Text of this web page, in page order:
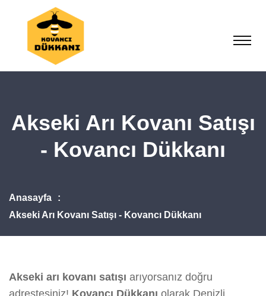
Akseki Arı Kovanı Satışı
- Kovancı Dükkanı
Anasayfa
Akseki Arı Kovanı Satışı - Kovancı Dükkanı
Akseki arı kovanı satışı arıyorsanız doğru